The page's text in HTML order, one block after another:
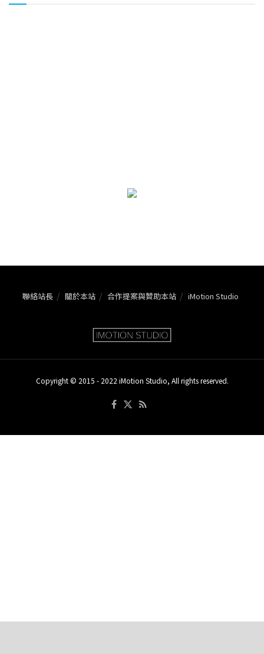
聯絡站長 關於本站 合作提案與贊助本站 iMotion Studio
Copyright © 2015 - 2022 iMotion Studio, All rights reserved.